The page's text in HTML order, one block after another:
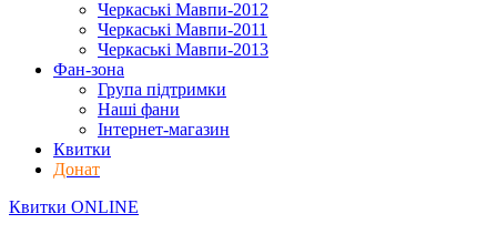
Черкаські Мавпи-2012
Черкаські Мавпи-2011
Черкаські Мавпи-2013
Фан-зона
Група підтримки
Наші фани
Інтернет-магазин
Квитки
Донат
Квитки ONLINE